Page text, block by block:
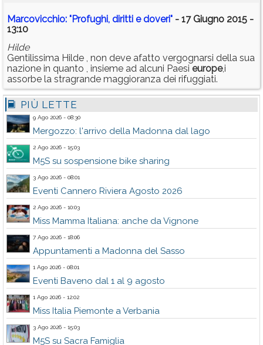
Marcovicchio: "Profughi, diritti e doveri" - 17 Giugno 2015 -
13:10
Hilde
Gentilissima Hilde , non deve afatto vergognarsi della sua
nazione in quanto , insieme ad alcuni Paesi europe,i
assorbe la stragrande maggioranza dei rifuggiati.
PIÙ LETTE
9 Ago 2026 - 08:30
Mergozzo: l'arrivo della Madonna dal lago
2 Ago 2026 - 15:03
M5S su sospensione bike sharing
3 Ago 2026 - 08:01
Eventi Cannero Riviera Agosto 2026
2 Ago 2026 - 10:03
Miss Mamma Italiana: anche da Vignone
7 Ago 2026 - 18:06
Appuntamenti a Madonna del Sasso
1 Ago 2026 - 08:01
Eventi Baveno dal 1 al 9 agosto
1 Ago 2026 - 12:02
Miss Italia Piemonte a Verbania
3 Ago 2026 - 15:03
M5S su Sacra Famiglia